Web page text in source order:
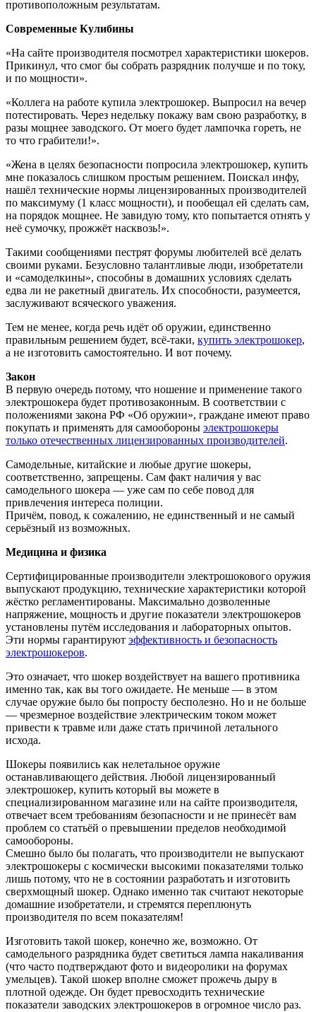
противоположным результатам.
Современные Кулибины
«На сайте производителя посмотрел характеристики шокеров.
Прикинул, что смог бы собрать разрядник получше и по току,
и по мощности».
«Коллега на работе купила электрошокер. Выпросил на вечер
потестировать. Через недельку покажу вам свою разработку, в
разы мощнее заводского. От моего будет лампочка гореть, не
то что грабители!».
«Жена в целях безопасности попросила электрошокер, купить
мне показалось слишком простым решением. Поискал инфу,
нашёл технические нормы лицензированных производителей
по максимуму (1 класс мощности), и пообещал ей сделать сам,
на порядок мощнее. Не завидую тому, кто попытается отнять у
неё сумочку, прожжёт насквозь!».
Такими сообщениями пестрят форумы любителей всё делать
своими руками. Безусловно талантливые люди, изобретатели
и «самоделкины», способны в домашних условиях сделать
едва ли не ракетный двигатель. Их способности, разумеется,
заслуживают всяческого уважения.
Тем не менее, когда речь идёт об оружии, единственно
правильным решением будет, всё-таки, купить электрошокер,
а не изготовить самостоятельно. И вот почему.
Закон
В первую очередь потому, что ношение и применение такого
электрошокера будет противозаконным. В соответствии с
положениями закона РФ «Об оружии», граждане имеют право
покупать и применять для самообороны электрошокеры
только отечественных лицензированных производителей.
Самодельные, китайские и любые другие шокеры,
соответственно, запрещены. Сам факт наличия у вас
самодельного шокера — уже сам по себе повод для
привлечения интереса полиции.
Причём, повод, к сожалению, не единственный и не самый
серьёзный из возможных.
Медицина и физика
Сертифицированные производители электрошокового оружия
выпускают продукцию, технические характеристики которой
жёстко регламентированы. Максимально дозволенные
напряжение, мощность и другие показатели электрошокеров
установлены путём исследования и лабораторных опытов.
Эти нормы гарантируют эффективность и безопасность
электрошокеров.
Это означает, что шокер воздействует на вашего противника
именно так, как вы того ожидаете. Не меньше — в этом
случае оружие было бы попросту бесполезно. Но и не больше
— чрезмерное воздействие электрическим током может
привести к травме или даже стать причиной летального
исхода.
Шокеры появились как нелетальное оружие
останавливающего действия. Любой лицензированный
электрошокер, купить который вы можете в
специализированном магазине или на сайте производителя,
отвечает всем требованиям безопасности и не принесёт вам
проблем со статьёй о превышении пределов необходимой
самообороны.
Смешно было бы полагать, что производители не выпускают
электрошокеры с космически высокими показателями только
лишь потому, что не в состоянии разработать и изготовить
сверхмощный шокер. Однако именно так считают некоторые
домашние изобретатели, и стремятся переплюнуть
производителя по всем показателям!
Изготовить такой шокер, конечно же, возможно. От
самодельного разрядника будет светиться лампа накаливания
(что часто подтверждают фото и видеоролики на форумах
умельцев). Такой шокер вполне сможет прожечь дыру в
плотной одежде. Он будет превосходить технические
показатели заводских электрошокеров в огромное число раз.